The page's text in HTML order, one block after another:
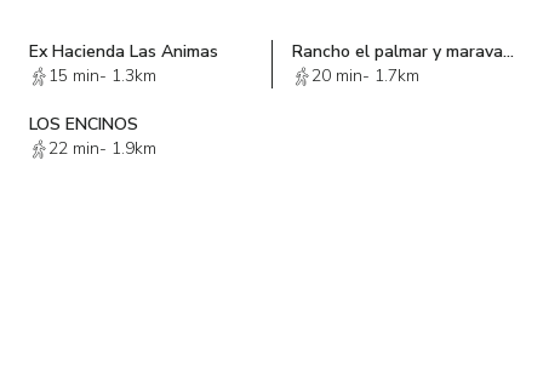
Ex Hacienda Las Animas
15 min- 1.3km
Rancho el palmar y maravatio
20 min- 1.7km
LOS ENCINOS
22 min- 1.9km